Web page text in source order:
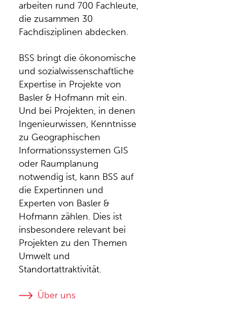
arbeiten rund 700 Fachleute,
die zusammen 30
Fachdisziplinen abdecken.
BSS bringt die ökonomische
und sozialwissenschaftliche
Expertise in Projekte von
Basler & Hofmann mit ein.
Und bei Projekten, in denen
Ingenieurwissen, Kenntnisse
zu Geographischen
Informationssystemen GIS
oder Raumplanung
notwendig ist, kann BSS auf
die Expertinnen und
Experten von Basler &
Hofmann zählen. Dies ist
insbesondere relevant bei
Projekten zu den Themen
Umwelt und
Standortattraktivität.
Über uns